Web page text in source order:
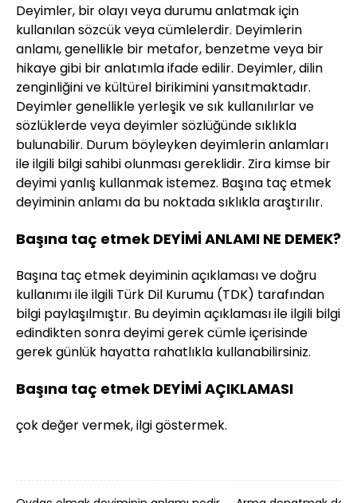
Deyimler, bir olayı veya durumu anlatmak için
kullanılan sözcük veya cümlelerdir. Deyimlerin
anlamı, genellikle bir metafor, benzetme veya bir
hikaye gibi bir anlatımla ifade edilir. Deyimler, dilin
zenginliğini ve kültürel birikimini yansıtmaktadır.
Deyimler genellikle yerleşik ve sık kullanılırlar ve
sözlüklerde veya deyimler sözlüğünde sıklıkla
bulunabilir. Durum böyleyken deyimlerin anlamları
ile ilgili bilgi sahibi olunması gereklidir. Zira kimse bir
deyimi yanlış kullanmak istemez. Başına taç etmek
deyiminin anlamı da bu noktada sıklıkla araştırılır.
Başına taç etmek DEYİMİ ANLAMI NE DEMEK?
Başına taç etmek deyiminin açıklaması ve doğru
kullanımı ile ilgili Türk Dil Kurumu (TDK) tarafından
bilgi paylaşılmıştır. Bu deyimin açıklaması ile ilgili bilgi
edindikten sonra deyimi gerek cümle içerisinde
gerek günlük hayatta rahatlıkla kullanabilirsiniz.
Başına taç etmek DEYİMİ AÇIKLAMASI
çok değer vermek, ilgi göstermek.